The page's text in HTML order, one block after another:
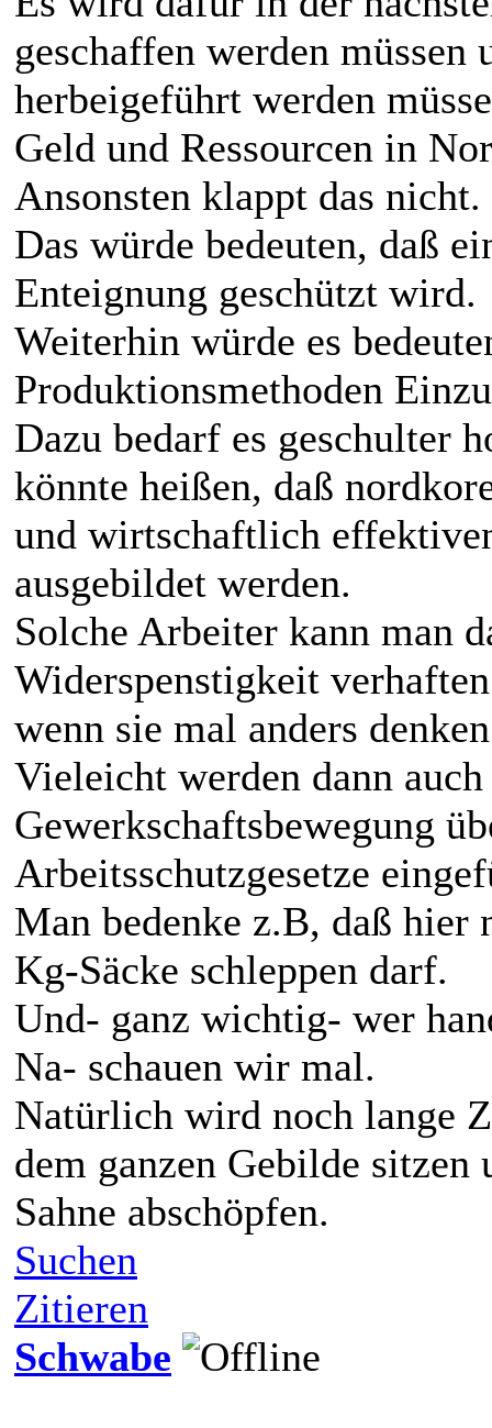
geschaffen werden müssen
herbeigeführt werden
Geld und Ressourcen in
Ansonsten klappt das nicht.
Das würde bedeuten, daß
Enteignung geschützt wird.
Weiterhin würde es
Produktionsmethoden
Dazu bedarf es geschulter
könnte heißen, daß
und wirtschaftlich
ausgebildet werden.
Solche Arbeiter kann man
Widerspenstigkeit
wenn sie mal anders
Vieleicht werden dann
Gewerkschaftsbewegung
Arbeitsschutzgesetze
Man bedenke z.B, daß hier
Kg-Säcke schleppen darf.
Und- ganz wichtig- wer
Na- schauen wir mal.
Natürlich wird noch lange
dem ganzen Gebilde
Sahne abschöpfen.
Suchen
Zitieren
Schwabe